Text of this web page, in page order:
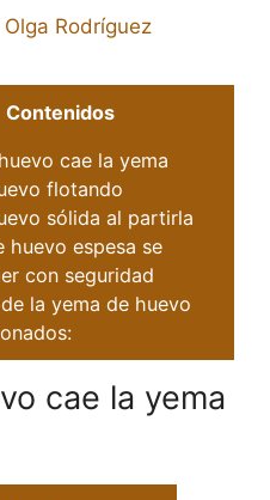
Olga Rodríguez
Contenidos
cae la yema
flotando
sólida al partirla
huevo espesa se
con seguridad
la yema de huevo
cae la yema